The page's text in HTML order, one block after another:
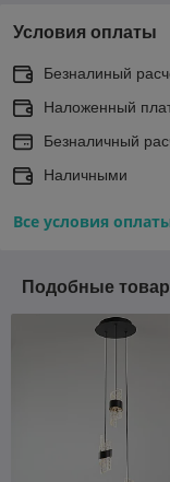
Условия оплаты
Безналиный
Наложенный
Безналичный
Наличными
Все условия
Подобные